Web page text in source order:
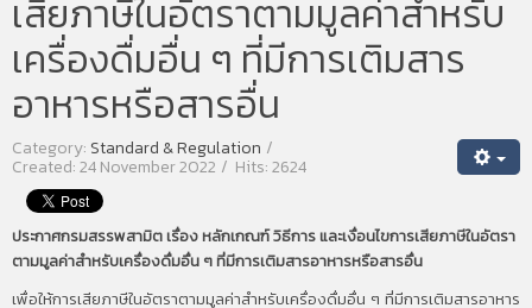
เสียภาษีในอัตราตามมูลค่าสำหรับ
เครื่องดื่มอื่น ๆ ที่มีการเติมสาร
อาหารหรือสารอื่น
Category: Standard & Regulation
Created: 24 November 2022 Hits: 2624
ประกาศกรมสรรพสามิต เรื่อง หลักเกณฑ์ วิธีการ และเงื่อนไขการเสียภาษีในอัตรา
ตามมูลค่าสำหรับเครื่องดื่มอื่น ๆ ที่มีการเติมสารอาหารหรือสารอื่น
เพื่อให้การเสียภาษีในอัตราตามมูลค่าสำหรับเครื่องดื่มอื่น ๆ ที่มีการเติมสารอาหาร